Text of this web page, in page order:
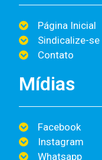
Página Inicial
Sindicalize-se
Contato
Mídias
Facebook
Instagram
Whatsapp